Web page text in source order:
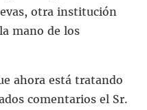
otra institución
mano de los
ahora está tratando
comentarios el Sr.